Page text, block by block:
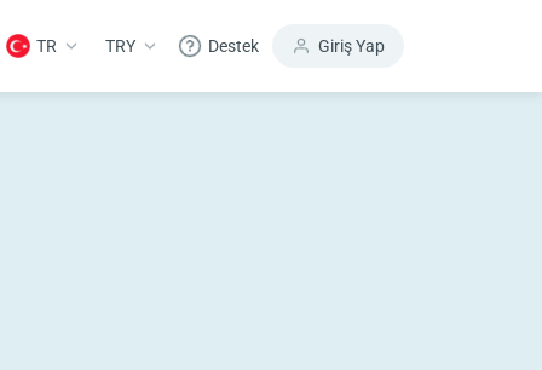
TR TRY Destek Giriş Yap